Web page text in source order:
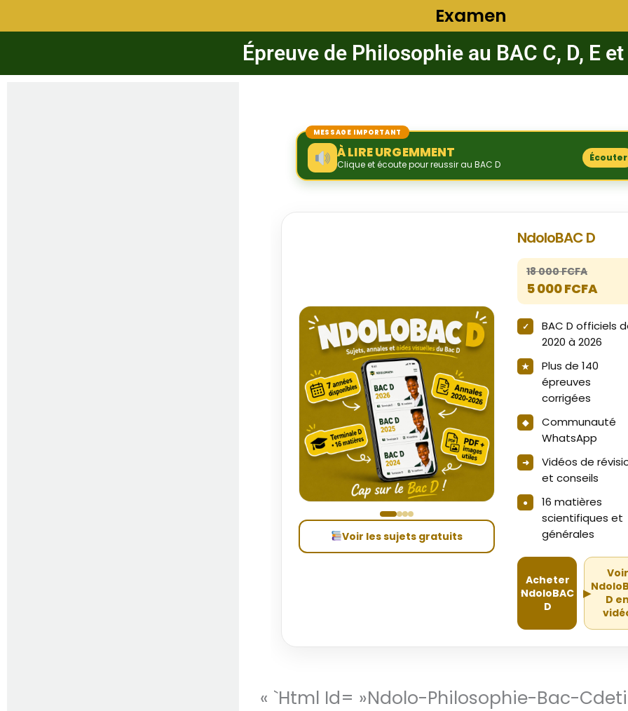
Examen
Épreuve de Philosophie au BAC C, D, E
MESSAGE IMPORTANT
À LIRE URGEMMENT
Clique et écoute pour reussir au BAC D
Écouter
Voir les sujets gratuits
NdoloBAC D
18 000 FCFA
5 000 FCFA
BAC D officiels
2020 à 2026
Plus de 140
épreuves
corrigées
Communauté
WhatsApp
Vidéos de
et conseils
16 matières
scientifiques et
générales
Acheter
NdoloBAC
D
▶
Voir
D
« `html Id= »ndolo-Philosophie-Bac-